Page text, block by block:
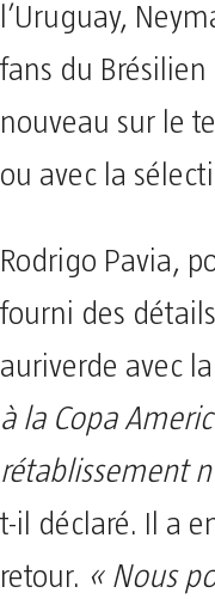
l’Uruguay,
fans du
nouveau sur le
ou avec la
Rodrigo Pavia,
fourni des
auriverde avec
à la Copa
rétablissement
t-il déclaré. Il a
retour. « Nous